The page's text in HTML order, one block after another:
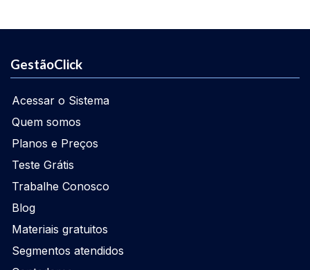
GestãoClick
Acessar o Sistema
Quem somos
Planos e Preços
Teste Grátis
Trabalhe Conosco
Blog
Materiais gratuitos
Segmentos atendidos